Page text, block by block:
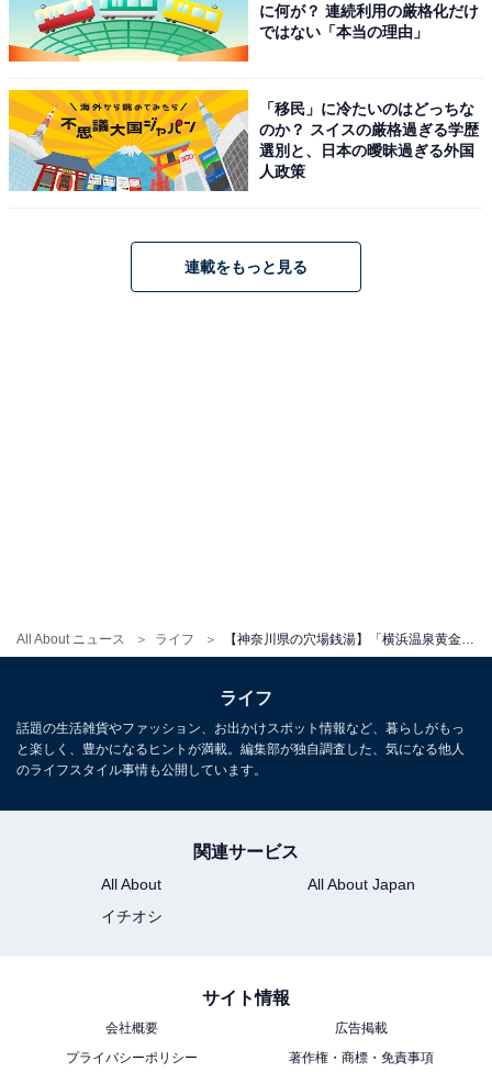
All About ニュース ライフ
所在地：神奈川県横浜市保土ケ谷区仏向町245-1
アクセス：相鉄線「和田町駅」より徒歩10分、または
「上星川駅」より徒歩12分
料金
※大人（12歳以上）料金。貸しタオル等の有料レンタ
【神奈川県の穴場銭湯】「小松湯」は遊び心と
こだわりあふれる施設。132℃の灼熱サウナと
に何が？ 連続利用の厳格化だけ
ではない「本当の理由」
「移民」に冷たいのはどっちな
のか？ スイスの厳格過ぎる学歴
選別と、日本の曖昧過ぎる外国
人政策
連載をもっと見る
ライフ
話題の生活雑貨やファッション、お出かけスポット情報など、暮らしがもっ
と楽しく、豊かになるヒントが満載。編集部が独自調査した、気になる他人
のライフスタイル事情も公開しています。
関連サービス
All About
All About Japan
イチオシ
サイト情報
会社概要
広告掲載
プライバシーポリシー
著作権・商標・免責事項